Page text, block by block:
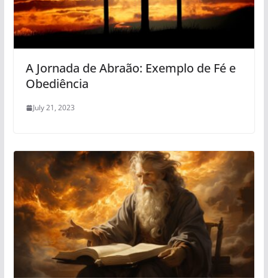
A Jornada de Abraão: Exemplo de Fé e
Obediência
July 21, 2023